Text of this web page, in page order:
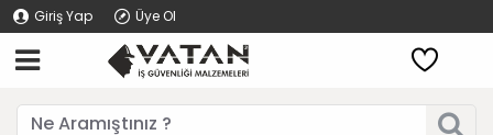
Giriş Yap Üye Ol